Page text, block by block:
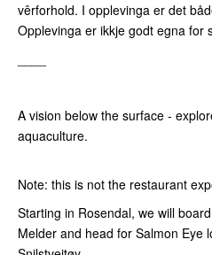
vêrforhold. I opplevinga er det
Opplevinga er ikkje godt egna for
A vision below the surface -
aquaculture.
Note: this is not the restaurant
Starting in Rosendal, we will
Melder and head for Salmon Eye